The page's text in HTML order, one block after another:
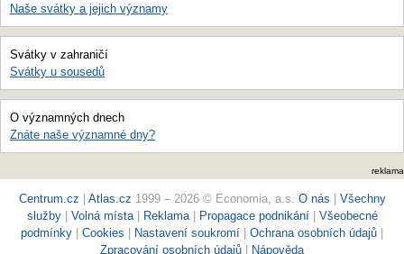
Naše svátky a jejich významy
Svátky v zahraničí
Svátky u sousedů
O významných dnech
Znáte naše významné dny?
reklama
Centrum.cz Atlas.cz 1999 – 2026 © Economia, a.s. O nás
Všechny
služby
Volná místa| Reklama Propagace podnikání| Všeobecné
podmínky
Cookies Nastavení soukromí Ochrana osobních údajů
Zpracování osobních údajů
Nápověda